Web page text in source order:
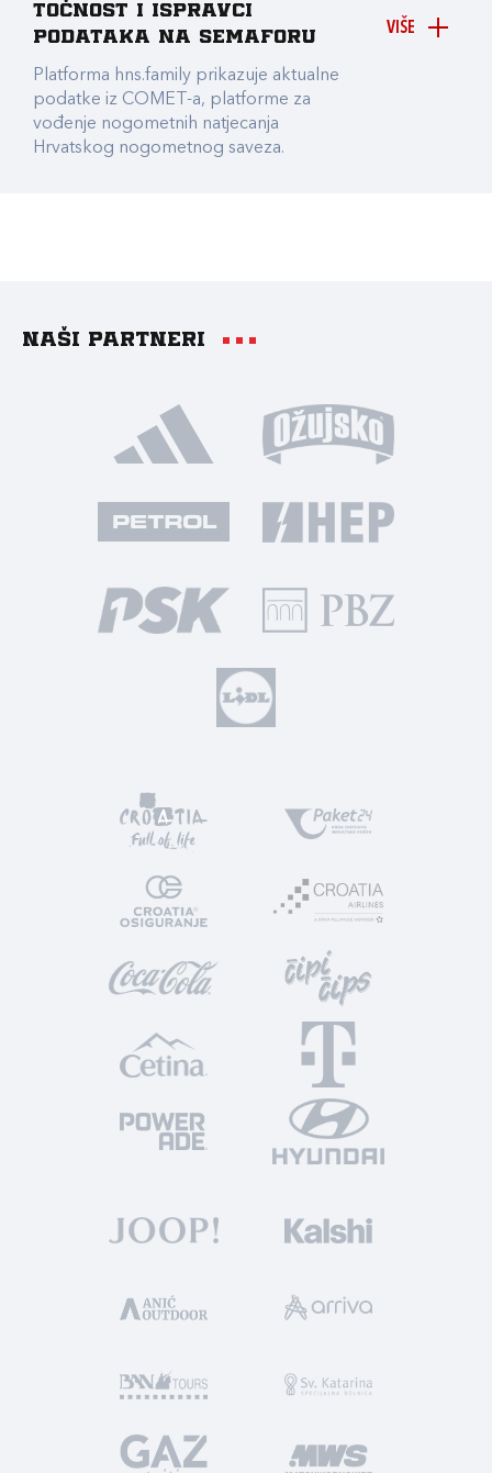
VIŠE
točnost i ispravci
podataka na Semaforu
Platforma hns.family prikazuje aktualne
podatke iz COMET-a, platforme za
vođenje nogometnih natjecanja
Hrvatskog nogometnog saveza.
Naši partneri